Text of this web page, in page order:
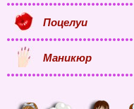
Поцелуи
Маникюр